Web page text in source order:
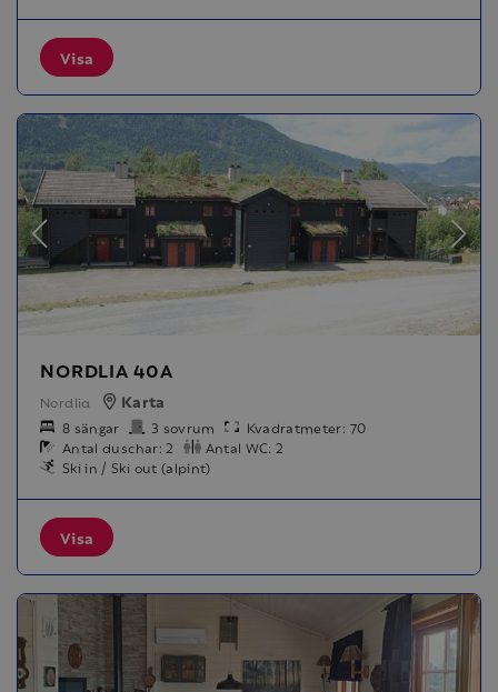
Visa
NORDLIA 40A
Nordlia Karta
8 sängar 3 sovrum
Kvadratmeter: 70
Antal duschar: 2
Antal WC: 2
Ski in / Ski out (alpint)
Visa